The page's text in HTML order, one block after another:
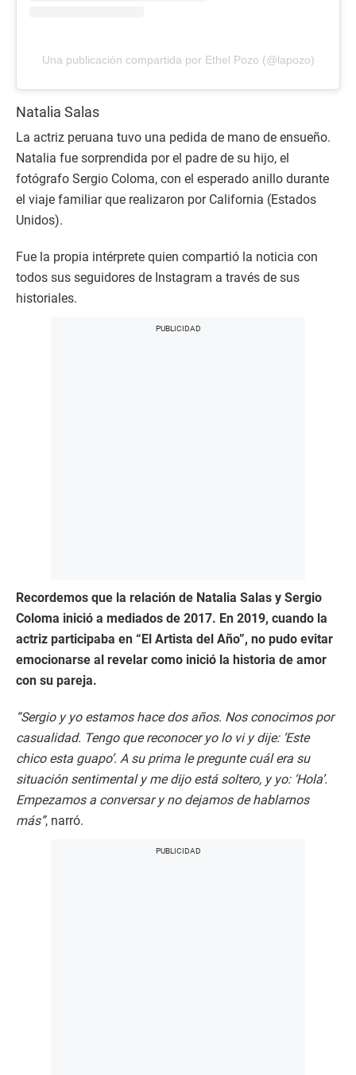
Una publicación compartida por Ethel Pozo (@lapozo)
Natalia Salas
La actriz peruana tuvo una pedida de mano de ensueño.
Natalia fue sorprendida por el padre de su hijo, el
fotógrafo Sergio Coloma, con el esperado anillo durante
el viaje familiar que realizaron por California (Estados
Unidos).
Fue la propia intérprete quien compartió la noticia con
todos sus seguidores de Instagram a través de sus
historiales.
Recordemos que la relación de Natalia Salas y Sergio
Coloma inició a mediados de 2017. En 2019, cuando la
actriz participaba en “El Artista del Año”, no pudo evitar
emocionarse al revelar como inició la historia de amor
con su pareja.
“Sergio y yo estamos hace dos años. Nos conocimos por
casualidad. Tengo que reconocer yo lo vi y dije: ‘Este
chico esta guapo’. A su prima le pregunte cuál era su
situación sentimental y me dijo está soltero, y yo: ‘Hola’.
Empezamos a conversar y no dejamos de hablarnos
más”, narró.